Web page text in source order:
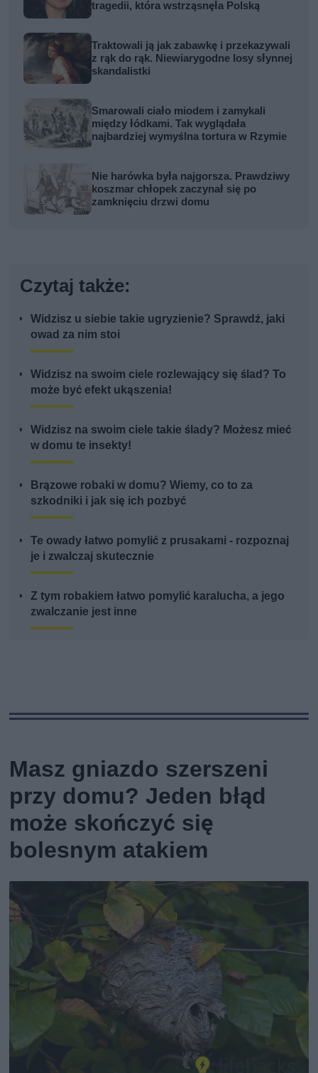
tragedii, która wstrząsnęła Polską
Traktowali ją jak zabawkę i przekazywali
z rąk do rąk. Niewiarygodne losy słynnej
skandalistki
Smarowali ciało miodem i zamykali
między łódkami. Tak wyglądała
najbardziej wymyślna tortura w Rzymie
Nie harówka była najgorsza. Prawdziwy
koszmar chłopek zaczynał się po
zamknięciu drzwi domu
Czytaj także:
Widzisz u siebie takie ugryzienie? Sprawdź, jaki
owad za nim stoi
Widzisz na swoim ciele rozlewający się ślad? To
może być efekt ukąszenia!
Widzisz na swoim ciele takie ślady? Możesz mieć
w domu te insekty!
Brązowe robaki w domu? Wiemy, co to za
szkodniki i jak się ich pozbyć
Te owady łatwo pomylić z prusakami - rozpoznaj
je i zwalczaj skutecznie
Z tym robakiem łatwo pomylić karalucha, a jego
zwalczanie jest inne
Masz gniazdo szerszeni
przy domu? Jeden błąd
może skończyć się
bolesnym atakiem